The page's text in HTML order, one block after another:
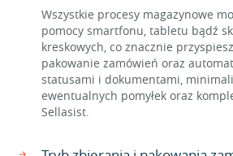
Wszystkie procesy magazynowe
pomocy smartfonu, tabletu bądź
kreskowych, co znacznie
pakowanie zamówień oraz
statusami i dokumentami,
ewentualnych pomyłek oraz
Sellasist.